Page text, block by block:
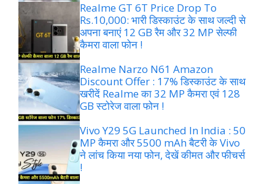
Realme GT 6T Price Drop To
Rs.10,000: भारी डिस्काउंट के साथ जल्दी से
अपना बनाएं 12 GB रैम और 32 MP सेल्फी
कैमरा वाला फोन !
Realme Narzo N61 Amazon
Discount Offer : 17% डिस्काउंट के साथ
खरीदें Realme का 32 MP कैमरा एवं 128
GB स्टोरेज वाला फोन !
Vivo Y29 5G Launched In India : 50
MP कैमरा और 5500 mAh बैटरी के Vivo
ने लांच किया नया फोन, देखें कीमत और फीचर्स
!